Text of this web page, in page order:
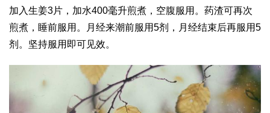
加入生姜3片，加水400毫升煎煮，空腹服用。药渣可再次
煎煮，睡前服用。月经来潮前服用5剂，月经结束后再服用5
剂。坚持服用即可见效。